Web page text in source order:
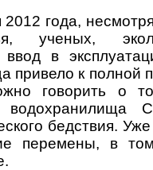
2012 года,
ученых,
ввод в
привело к полной
говорить о
водохранилища
бедствия.
перемены, в